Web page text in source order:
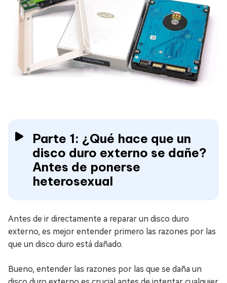
Parte 1: ¿Qué hace que un
disco duro externo se dañe?
Antes de ponerse
heterosexual
Antes de ir directamente a reparar un disco duro
externo, es mejor entender primero las razones por las
que un disco duro está dañado.
Bueno, entender las razones por las que se daña un